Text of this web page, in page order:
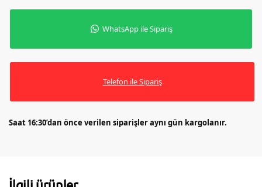
WhatsApp ile Sipariş
Telefon ile Sipariş
Saat 16:30’dan önce verilen siparişler aynı gün kargolanır.